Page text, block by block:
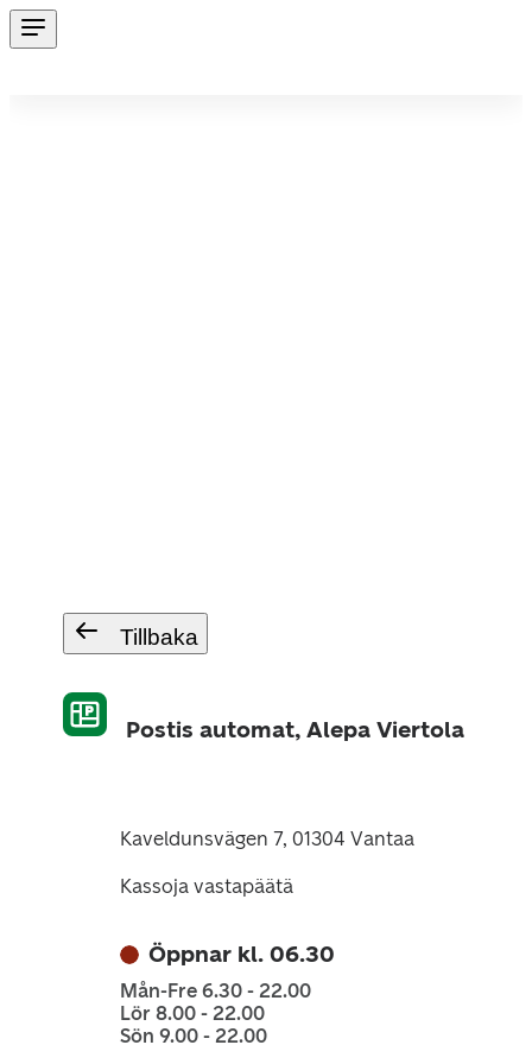
Tillbaka
Postis automat, Alepa Viertola
Kaveldunsvägen 7, 01304 Vantaa
Kassoja vastapäätä
Öppnar kl. 06.30
Mån-Fre 6.30 - 22.00
Lör 8.00 - 22.00
Sön 9.00 - 22.00